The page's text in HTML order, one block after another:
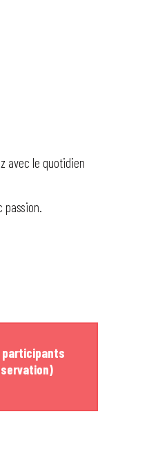
avec le quotidien
passion.
participants